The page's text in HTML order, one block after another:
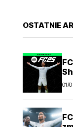
OSTATNIE
01/